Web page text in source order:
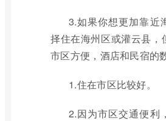
3.如果你想更加靠近
择住在海州区或灌云县，
市区方便，酒店和民宿的
1.住在市区比较好。
2.因为市区交通便利